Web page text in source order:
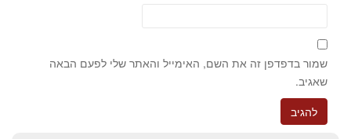
שמור בדפדפן זה את השם, האימייל והאתר שלי לפעם הבאה
שאגיב.